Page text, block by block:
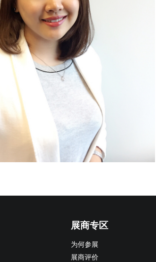
展商专区
为何参展
展商评价